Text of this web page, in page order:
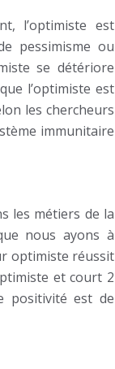
l’optimiste est
pessimisme ou
se détériore
l’optimiste est
les chercheurs
immunitaire
les métiers de la
nous ayons à
optimiste réussit
et court 2
positivité est de